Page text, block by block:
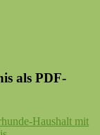
als PDF-
Haushalt mit